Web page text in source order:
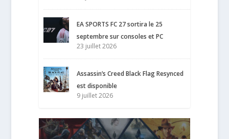
EA SPORTS FC 27 sortira le 25
septembre sur consoles et PC
23 juillet 2026
Assassin’s Creed Black Flag Resynced
est disponible
9 juillet 2026